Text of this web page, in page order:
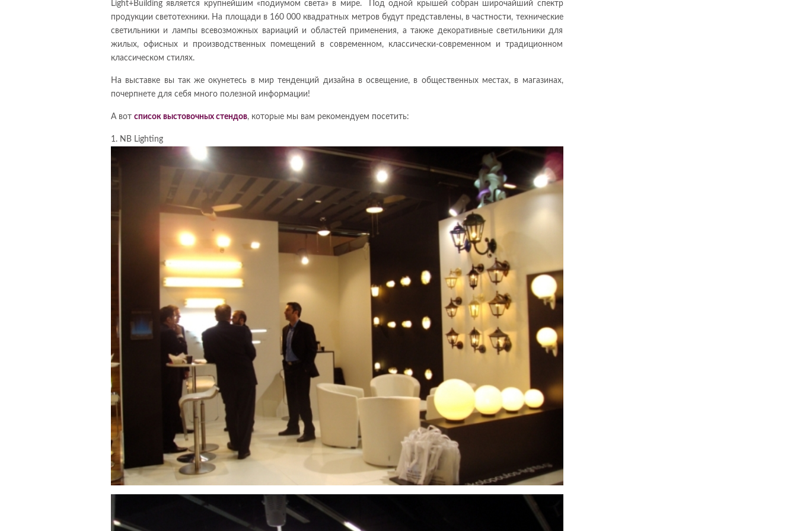
Light+Building является крупнейшим «подиумом света» в мире.
Под одной крышей собран широчайший спектр
продукции светотехники. На площади в 160 000 квадратных метров будут представлены, в частности, технические
светильники и лампы всевозможных вариаций и областей применения, а также декоративные светильники для
жилых, офисных и производственных помещений в современном, классически-современном и традиционном
классическом стилях.
На выставке вы так же окунетесь в мир тенденций дизайна в освещение, в общественных местах, в магазинах,
почерпнете для себя много полезной информации!
А вот список выстовочных стендов, которые мы вам рекомендуем посетить:
1. NB Lighting